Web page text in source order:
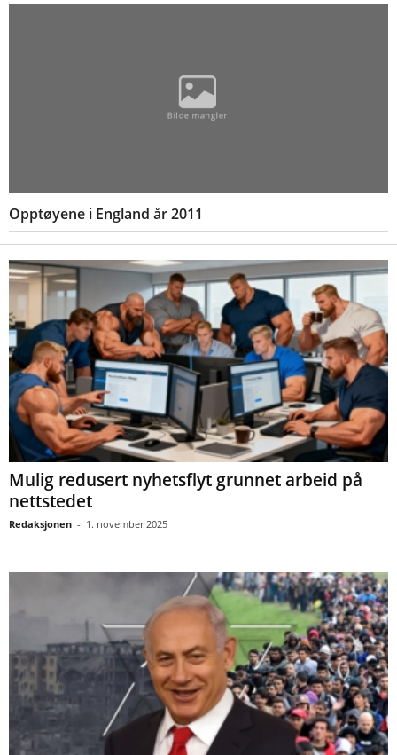
Opptøyene i England år 2011
Mulig redusert nyhetsflyt grunnet arbeid på
nettstedet
Redaksjonen - 1. november 2025